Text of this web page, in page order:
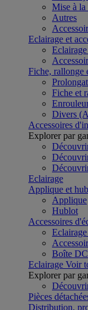
Mise à la
Autres
Eclairage et
Fiche, rallonge
Fiche et
Divers
Accessoires
Explorer par
Eclairage
Applique et
Applique
Hublot
Accessoires
Boîte
Eclairage Voir
Explorer par
Pièces
Distribution,